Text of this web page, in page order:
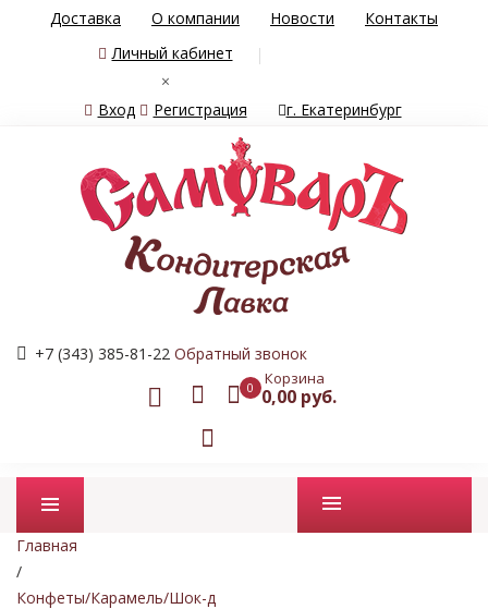
Доставка О компании Новости
Контакты
Личный кабинет
×
Вход
Регистрация г. Екатеринбург
+7 (343) 385-81-22 Обратный звонок
0 Корзина
0,00 руб.
Промо товары
Главная
/
Конфеты/Карамель/Шок-д